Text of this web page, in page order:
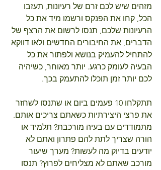
מזהים שיש לכם זרם של רעיונות, תעזבו
הכל, קחו את הפנקס ורשמו מיד את כל
הרעיונות שלכם, תנסו לרשום את הרצף של
הדברים, את החיבורים החדשים ולאו דווקא
להתחיל להעמיק בנושא ולפתור את כל
הבעיה לעומק כרגע. יותר מאוחר, כשיהיה
לכם יותר זמן תוכלו להתעמק בכך.
תתקלחו 10 פעמים ביום או שתנסו לשחזר
את פרצי היצירתיות כשאתם צריכים אותם.
מתמודדים עם בעיה מורכבת? תלמיד או
הורה שצריך לתת להם פתרון ואתם לא
יודעים בדיוק מה לעשות? מערך שיעור
מורכב שאתם לא מצליחים לפרוץ? תנסו